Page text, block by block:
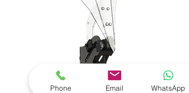
Phone Email WhatsApp